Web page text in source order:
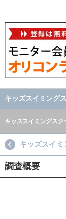
キッズスイミング
キッズスイミングスク
キッズスイ
調査概要